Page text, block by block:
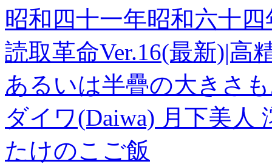
昭和四十一年昭和六十四
読取革命Ver.16(最新)|高
あるいは半疊の大きさ
ダイワ(Daiwa) 月下美人
たけのこご飯